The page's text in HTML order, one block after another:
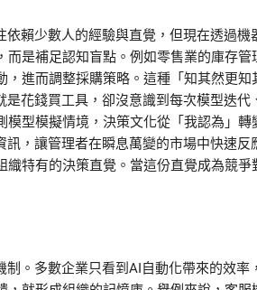
賴少數人的經驗與直覺，但現在透過機
是補足認知盲點。例如零售業的庫存管
進而調整採購策略。這種「知其然更
花錢買工具，卻沒意識到每次模型迭代
型模擬情境，決策文化從「我認為」
，讓管理者在瞬息萬變的市場中快速反
特有的決策直覺。當這份直覺成為競爭
。多數企業只看到AI自動化帶來的效率